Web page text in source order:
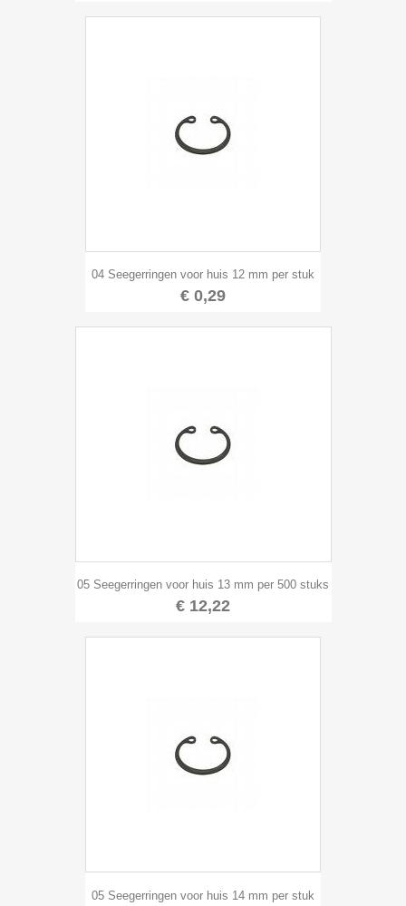
04 Seegerringen voor huis 12 mm per stuk
€ 0,29
05 Seegerringen voor huis 13 mm per 500 stuks
€ 12,22
05 Seegerringen voor huis 14 mm per stuk